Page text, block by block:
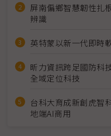
屏南偏鄉智慧韌性扎
辨識
英特蒙以新一代即時
昕力資訊跨足國防科
全域定位科技
台科大育成新創虎智
地端AI商用